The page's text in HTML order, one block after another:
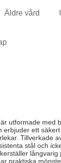
Äldre vård
utformade med
erbjuder ett
Tillverkade
stål och
långvarig
praktiska